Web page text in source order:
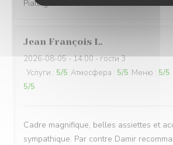
Piatti gustosi in una location molto bella
Jean François L
2026-08-05- 14:00 - гости 3
Услуги : 5/5 Атмосфера : 5/5 Меню : 5/5
5/5
Cadre magnifique, belles assiettes et
sympathique. Par contre Damir